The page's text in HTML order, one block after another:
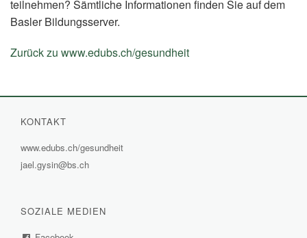
teilnehmen? Sämtliche Informationen finden Sie auf dem
Basler Bildungsserver.
Zurück zu www.edubs.ch/gesundheit
KONTAKT
www.edubs.ch/gesundheit
jael.gysin@bs.ch
SOZIALE MEDIEN